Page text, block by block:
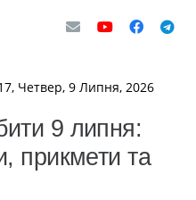
Четвер, 9 Липня, 2026
9 липня:
прикмети та